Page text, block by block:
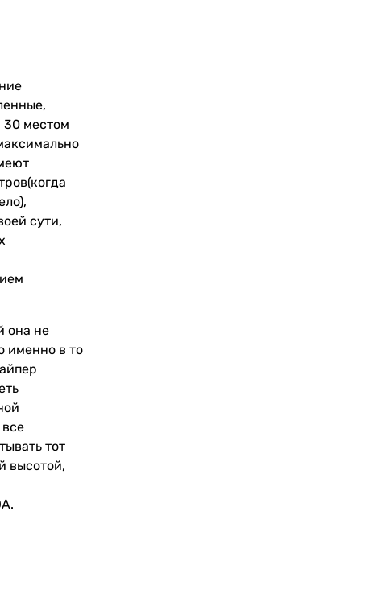
30 местом
сути,
она не
именно в то
тот
высотой,